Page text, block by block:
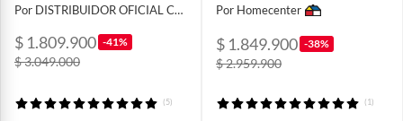
Por DISTRIBUIDOR OFICIAL COLOMBIA
$ 1.809.900 -41%
$ 3.049.000
(5)
Por Homecenter
$ 1.849.900 -38%
$ 2.959.900
(1)